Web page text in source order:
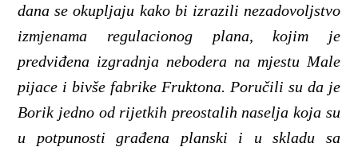
dana se okupljaju kako bi izrazili nezadovoljstvo
izmjenama regulacionog plana, kojim je
predviđena izgradnja nebodera na mjestu Male
pijace i bivše fabrike Fruktona. Poručili su da je
Borik jedno od rijetkih preostalih naselja koja su
u potpunosti građena planski i u skladu sa